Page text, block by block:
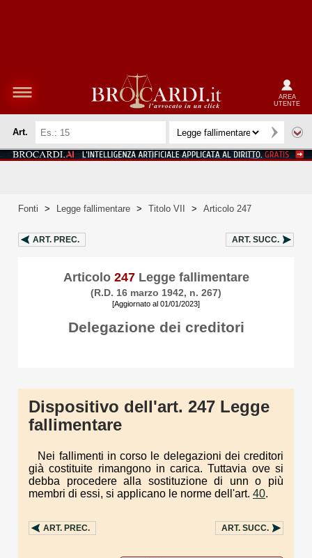
AREA
UTENTE
Art.
Fonti > Legge fallimentare > Titolo VII > Articolo 247
ART. PREC. ART. SUCC.
Articolo 247Legge fallimentare
(R.D. 16 marzo 1942, n. 267)
[Aggiornato al 01/01/2023]
Delegazione dei creditori
Dispositivo dell'art. 247 Legge
fallimentare
Nei fallimenti in corso le delegazioni dei creditori
già costituite rimangono in carica. Tuttavia ove si
debba procedere alla sostituzione di unn o più
membri di essi, si applicano le norme dell'art. 40.
ART. PREC. ART. SUCC.